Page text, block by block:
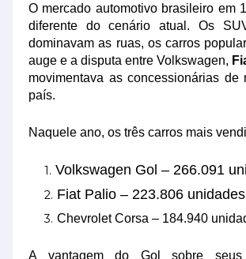
O mercado automotivo brasileiro em
diferente do cenário atual. Os
dominavam as ruas, os carros
auge e a disputa entre Volkswagen,
movimentava as concessionárias
país.
Naquele ano, os três carros mais
Volkswagen Gol – 266.091
Fiat Palio – 223.806 unidades
Chevrolet Corsa – 184.940
A vantagem do Gol sobre seus